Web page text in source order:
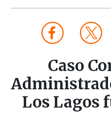
Caso
Los Lagos